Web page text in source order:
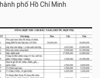
phố Hồ Chí Minh